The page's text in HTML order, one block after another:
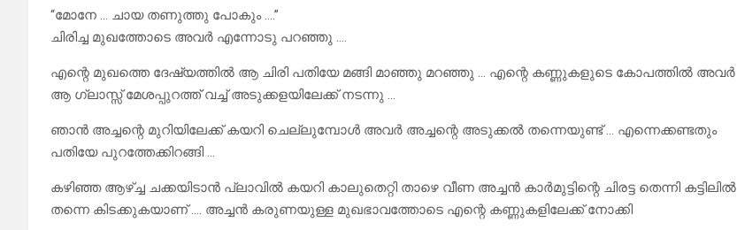
“മോനേ … ചായ തണുത്തു പോകും ….”
ചിരിച്ച മുഖത്തോടെ അവർ എന്നോടു പറഞ്ഞു ….
എന്റെ മുഖത്തെ ദേഷ്യത്തിൽ ആ ചിരി പതിയേ മങ്ങി മാഞ്ഞു മറഞ്ഞു … എന്റെ കണ്ണുകളുടെ കോപത്തിൽ അവർ
ആ ഗ്ലാസ്സ് മേശപ്പുറത്ത് വച്ച് അടുക്കളയിലേക്ക് നടന്നു …
ഞാൻ അച്ചന്റെ മുറിയിലേക്ക് കയറി ചെല്ലുമ്പോൾ അവർ അച്ചന്റെ അടുക്കൽ തന്നെയുണ്ട് … എന്നെക്കണ്ടതും
പതിയേ പുറത്തേക്കിറങ്ങി …
കഴിഞ്ഞ ആഴ്ച്ച ചക്കയിടാൻ പ്ലാവിൽ കയറി കാലുതെറ്റി താഴെ വീണ അച്ചൻ കാർമുട്ടിന്റെ ചിരട്ട തെന്നി കട്ടിലിൽ
തന്നെ കിടക്കുകയാണ് …. അച്ചൻ കരുണയുള്ള മുഖഭാവത്തോടെ എന്റെ കണ്ണുകളിലേക്ക് നോക്കി